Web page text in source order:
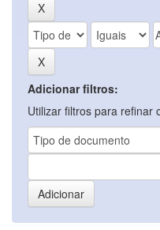
Adicionar filtros:
Utilizar filtros para refinar